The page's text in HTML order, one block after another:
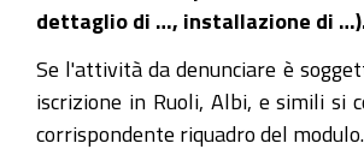
dettaglio di …, installazione di
Se l'attività da denunciare è
iscrizione in Ruoli, Albi, e simili si
corrispondente riquadro del modulo.